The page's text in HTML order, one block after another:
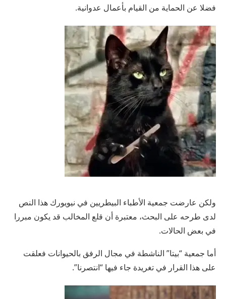
فضلا عن الحماية من القيام بأعمال عدوانية.
ولكن عارضت جمعية الأطباء البيطريين في نيويورك هذا النص
لدى طرحه على البحث، معتبرة أن قلع المخالب قد يكون مبررا
في بعض الحالات.
أما جمعية “بيتا” الناشطة في مجال الرفق بالحيوانات فعلقت
على هذا القرار في تغريدة جاء فيها “انتصرنا”.